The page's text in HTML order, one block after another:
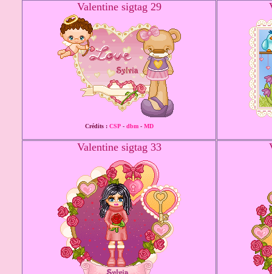
Valentine sigtag 29
Crédits : CSP- dbm- MD
Valentine sigtag 33